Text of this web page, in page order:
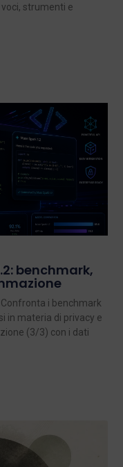
strumenti e
benchmark,
i benchmark
in materia di privacy e
(3/3) con i dati